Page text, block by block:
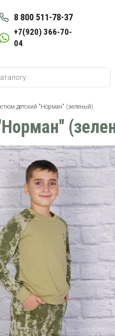
8 800 511-78-37
+7(920) 366-70-
04
детский "Норман" (зеленый)